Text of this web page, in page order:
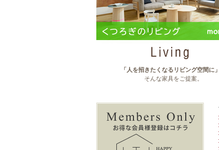
「人を招きたくなるリビング空間に
そんな家具をご提案。